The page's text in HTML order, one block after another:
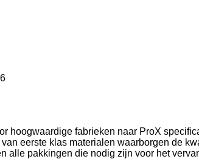
hoogwaardige fabrieken naar ProX
eerste klas materialen waarborgen de
alle pakkingen die nodig zijn voor het